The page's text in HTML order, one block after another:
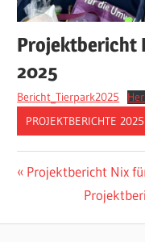
Projektbericht
2025
Bericht_Tierpark2025
PROJEKTBERICHTE 2025
Vorheriger
Projektbericht Nix
Nächster